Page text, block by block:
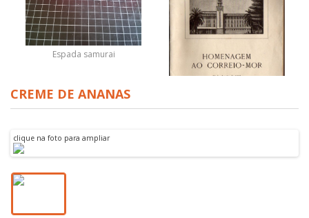
Espada samurai
CREME DE ANANAS
clique na foto para ampliar